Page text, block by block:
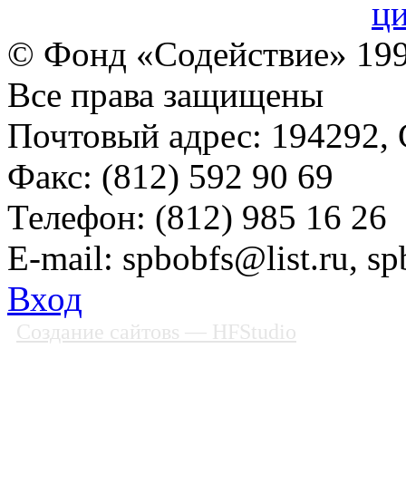
© Фонд «Содействие»
Все права защищены
Почтовый адрес: 194292,
Факс: (812) 592 90 69
Телефон: (812) 985 16 26
E-mail: spbobfs@list.ru,
Вход
Создание сайтовs — HFStudio